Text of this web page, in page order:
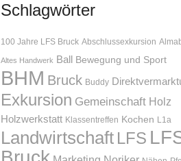
Schlagwörter
100 Jahre LFS Bruck Abschlussexkursion
Altes Handwerk Ball Bewegung und Sport
BHM Bruck Buddy
Exkursion Gemeinschaft Holz
Holzwerkstatt Klassentreffen Kochen L1a
Landwirtschaft LFS